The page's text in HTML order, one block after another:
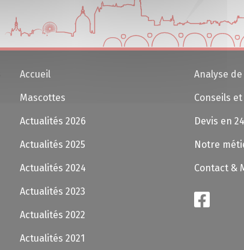
Accueil
Mascottes
Actualités 2026
Actualités 2025
Actualités 2024
Actualités 2023
Actualités 2022
Actualités 2021
Analyse
Conseils
Devis en
Notre
Contact &